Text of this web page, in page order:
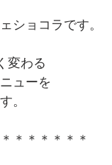
ショコラです。
変わる
ューを
。
＊＊＊＊＊＊